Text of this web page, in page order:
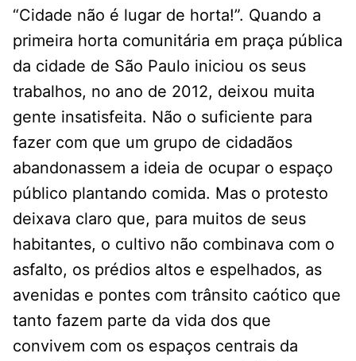
“Cidade não é lugar de horta!”. Quando a
primeira horta comunitária em praça pública
da cidade de São Paulo iniciou os seus
trabalhos, no ano de 2012, deixou muita
gente insatisfeita. Não o suficiente para
fazer com que um grupo de cidadãos
abandonassem a ideia de ocupar o espaço
público plantando comida. Mas o protesto
deixava claro que, para muitos de seus
habitantes, o cultivo não combinava com o
asfalto, os prédios altos e espelhados, as
avenidas e pontes com trânsito caótico que
tanto fazem parte da vida dos que
convivem com os espaços centrais da